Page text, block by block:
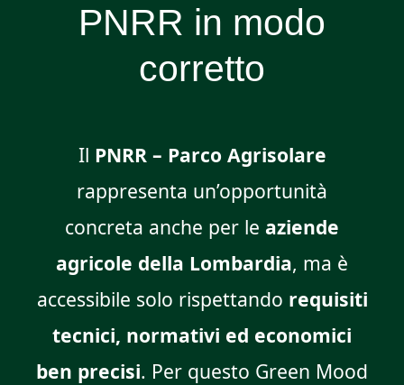
PNRR in modo
corretto
Il PNRR – Parco Agrisolare
rappresenta un’opportunità
concreta anche per le aziende
agricole della Lombardia, ma è
accessibile solo rispettando requisiti
tecnici, normativi ed economici
ben precisi. Per questo Green Mood